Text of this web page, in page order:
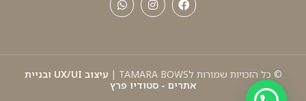
© כל הזכויות שמורות לTAMARA BOWS |
עיצוב UX/UI ובניית
אתרים - סטודיו פרץ